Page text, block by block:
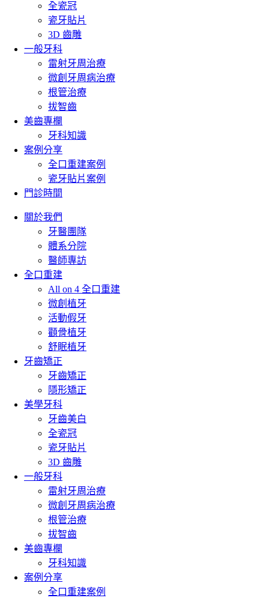
全瓷冠
瓷牙貼片
3D 齒雕
一般牙科
雷射牙周治療
微創牙周病治療
根管治療
拔智齒
美齒專欄
牙科知識
案例分享
全口重建案例
瓷牙貼片案例
門診時間
關於我們
牙醫團隊
體系分院
醫師專訪
全口重建
All on 4 全口重建
微創植牙
活動假牙
顴骨植牙
舒眠植牙
牙齒矯正
牙齒矯正
隱形矯正
美學牙科
牙齒美白
全瓷冠
瓷牙貼片
3D 齒雕
一般牙科
雷射牙周治療
微創牙周病治療
根管治療
拔智齒
美齒專欄
牙科知識
案例分享
全口重建案例